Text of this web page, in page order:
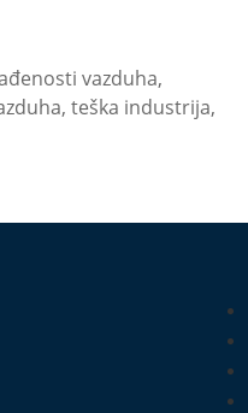
vazduha,
, teška industrija,